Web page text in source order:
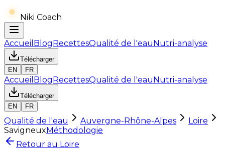
Niki Coach
Accueil BlogRecettesQualité de l'eauNutri-analyse
Télécharger
EN
FR
Accueil BlogRecettesQualité de l'eauNutri-analyse
Télécharger
EN
FR
Qualité de l'eau Auvergne-Rhône-Alpes
Loire
SavigneuxMéthodologie
Retour au Loire